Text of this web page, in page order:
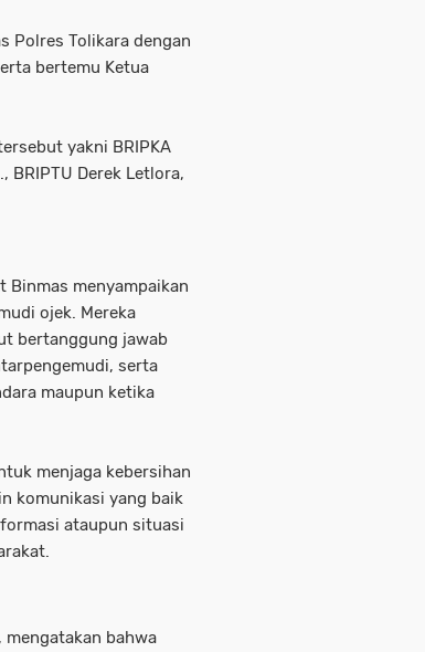
Polres Tolikara dengan
bertemu Ketua
yakni BRIPKA
BRIPTU Derek Letlora,
Binmas menyampaikan
ojek. Mereka
bertanggung jawab
serta
maupun ketika
menjaga kebersihan
komunikasi yang baik
ataupun situasi
mengatakan bahwa